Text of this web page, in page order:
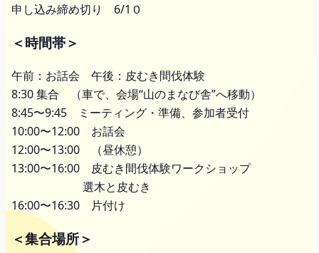
申し込み締め切り 6/1０
＜時間帯＞
午前：お話会 午後：皮むき間伐体験
8:30 集合 （車で、会場“山のまなび舎”へ移動）
8:45〜9:45 ミーティング・準備、参加者受付
10:00〜12:00 お話会
12:00〜13:00 （昼休憩）
13:00〜16:00 皮むき間伐体験ワークショップ
選木と皮むき
16:00〜16:30 片付け
＜集合場所＞